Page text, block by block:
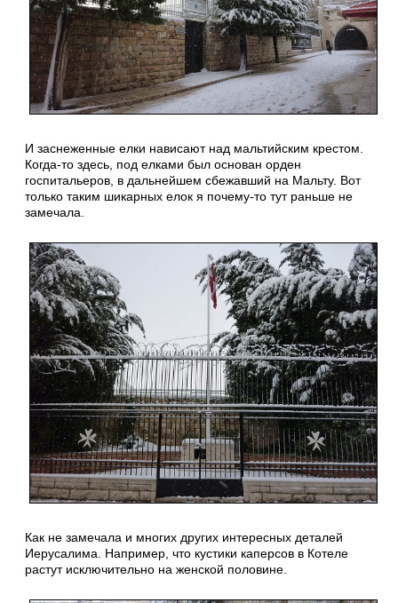
И заснеженные елки нависают над мальтийским крестом.
Когда-то здесь, под елками был основан орден
госпитальеров, в дальнейшем сбежавший на Мальту. Вот
только таким шикарных елок я почему-то тут раньше не
замечала.
Как не замечала и многих других интересных деталей
Иерусалима. Например, что кустики каперсов в Котеле
растут исключительно на женской половине.